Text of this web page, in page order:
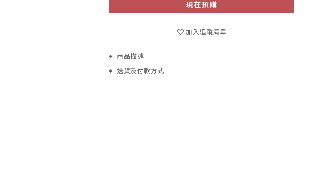
現在預購
加入追蹤清單
商品描述
送貨及付款方式